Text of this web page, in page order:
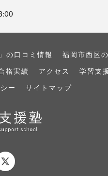
の口コミ情報
福岡市西区
格実績 アクセス 学習支
ー
サイトマップ